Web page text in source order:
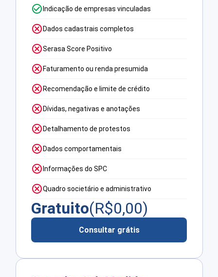
Indicação de empresas vinculadas
Dados cadastrais completos
Serasa Score Positivo
Faturamento ou renda presumida
Recomendação e limite de crédito
Dívidas, negativas e anotações
Detalhamento de protestos
Dados comportamentais
Informações do SPC
Quadro societário e administrativo
Gratuito(R$0,00)
Consultar grátis